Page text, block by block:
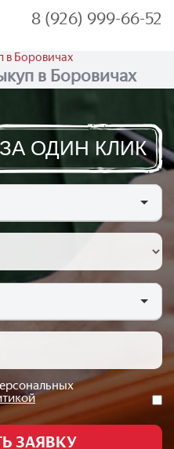
8 (926) 999-66-52
в Боровичах
в Боровичах
ОДИН КЛИК